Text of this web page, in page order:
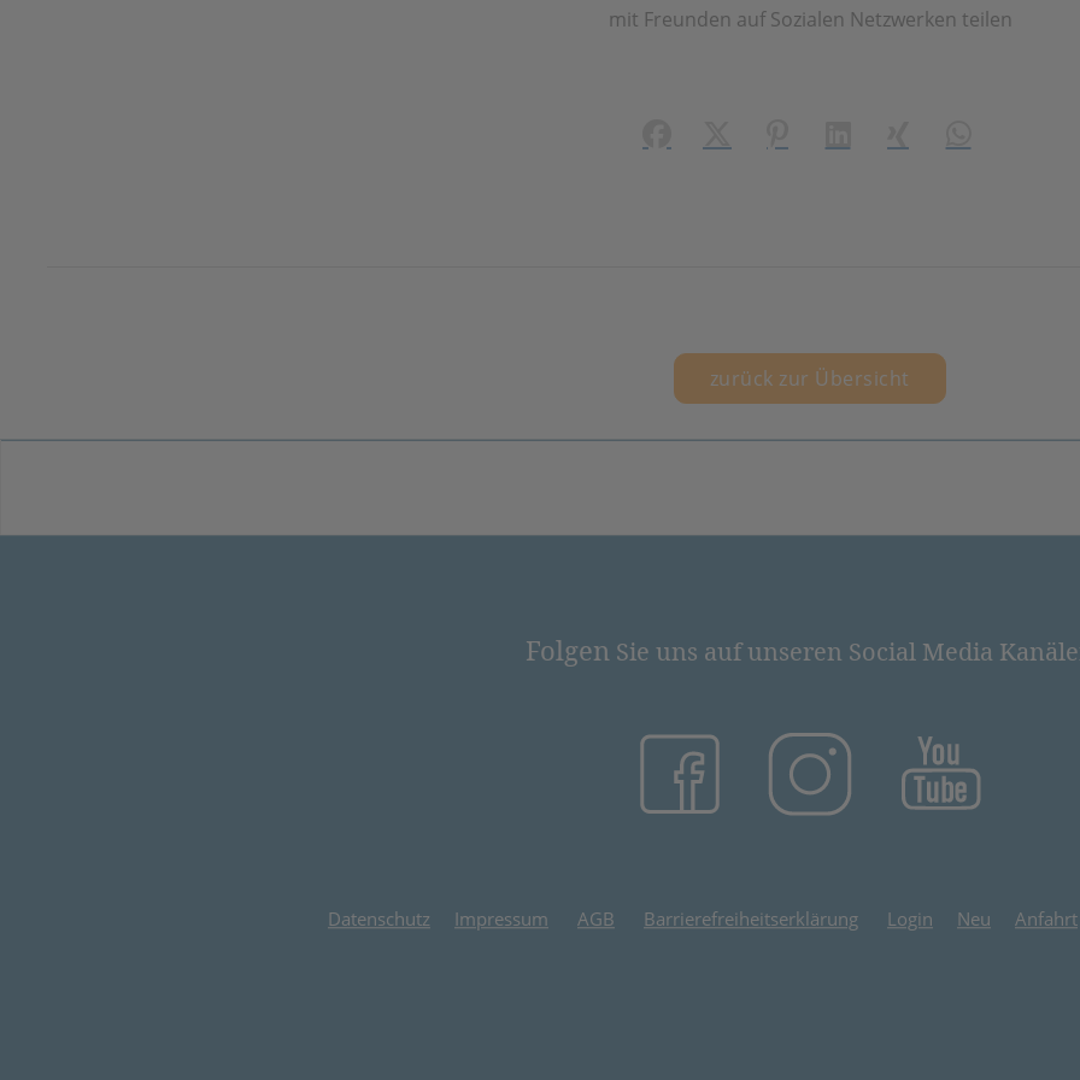
mit Freunden auf Sozialen Netzwerken teilen
zurück zur Übersicht
Folgen Sie uns auf unseren Social Media
(öffnet in neuem Tab)(öffnet in neuem Tab)
Datenschutz Impressum AGB Barrierefreiheitserklärung Login Neu Anfahrt